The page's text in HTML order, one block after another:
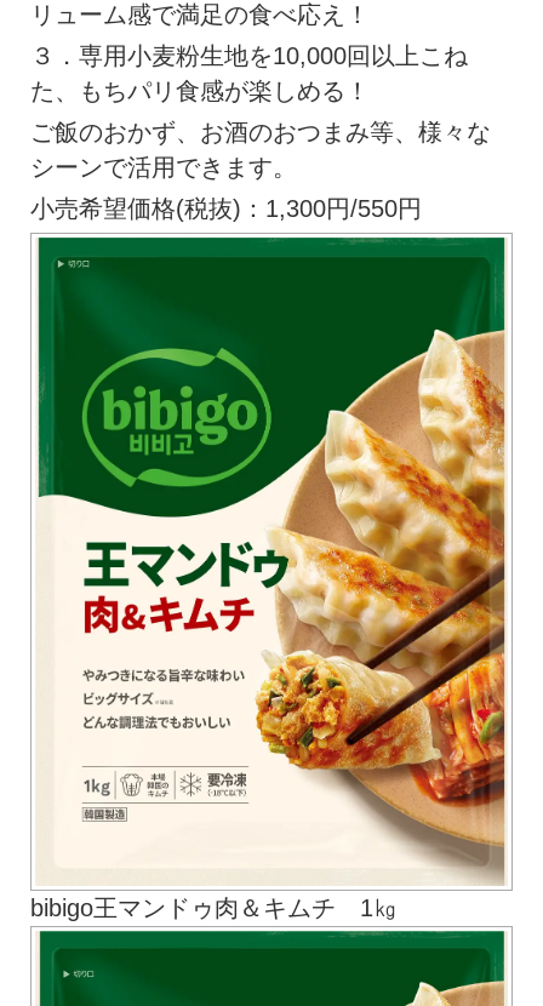
リューム感で満足の食べ応え！
３．専用小麦粉生地を10,000回以上こね
た、もちパリ食感が楽しめる！
ご飯のおかず、お酒のおつまみ等、様々な
シーンで活用できます。
小売希望価格(税抜)：1,300円/550円
bibigo王マンドゥ肉＆キムチ 1㎏